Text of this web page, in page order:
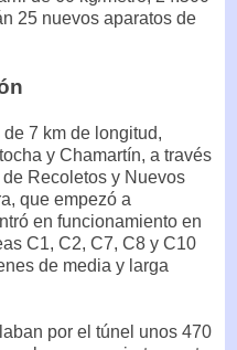
25 nuevos aparatos de
7 km de longitud,
y Chamartín, a través
Recoletos y Nuevos
que empezó a
en funcionamiento en
C1, C2, C7, C8 y C10
de media y larga
por el túnel unos 470